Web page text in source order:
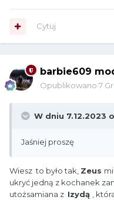
Cytuj
barbie609
Opublikowano 7
W dniu 7.12.2023
Jaśniej proszę
Wiesz to było tak, Zeus
ukryć jedną z kochanek
utożsamiana z Izydą ,